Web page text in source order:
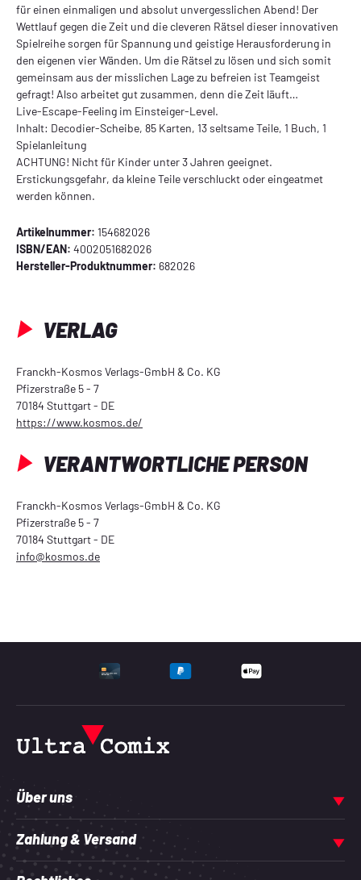
für einen einmaligen und absolut unvergesslichen Abend! Der
Wettlauf gegen die Zeit und die cleveren Rätsel dieser innovativen
Spielreihe sorgen für Spannung und geistige Herausforderung in
den eigenen vier Wänden. Um die Rätsel zu lösen und sich somit
gemeinsam aus der misslichen Lage zu befreien ist Teamgeist
gefragt! Also arbeitet gut zusammen, denn die Zeit läuft…
Live-Escape-Feeling im Einsteiger-Level.
Inhalt: Decodier-Scheibe, 85 Karten, 13 seltsame Teile, 1 Buch, 1
Spielanleitung
ACHTUNG! Nicht für Kinder unter 3 Jahren geeignet.
Erstickungsgefahr, da kleine Teile verschluckt oder eingeatmet
werden können.
Artikelnummer: 154682026
ISBN/EAN: 4002051682026
Hersteller-Produktnummer: 682026
VERLAG
Franckh-Kosmos Verlags-GmbH & Co. KG
Pfizerstraße 5 - 7
70184 Stuttgart - DE
https://www.kosmos.de/
VERANTWORTLICHE PERSON
Franckh-Kosmos Verlags-GmbH & Co. KG
Pfizerstraße 5 - 7
70184 Stuttgart - DE
info@kosmos.de
UNTERSTÜTZTE
Über uns
Zahlung & Versand